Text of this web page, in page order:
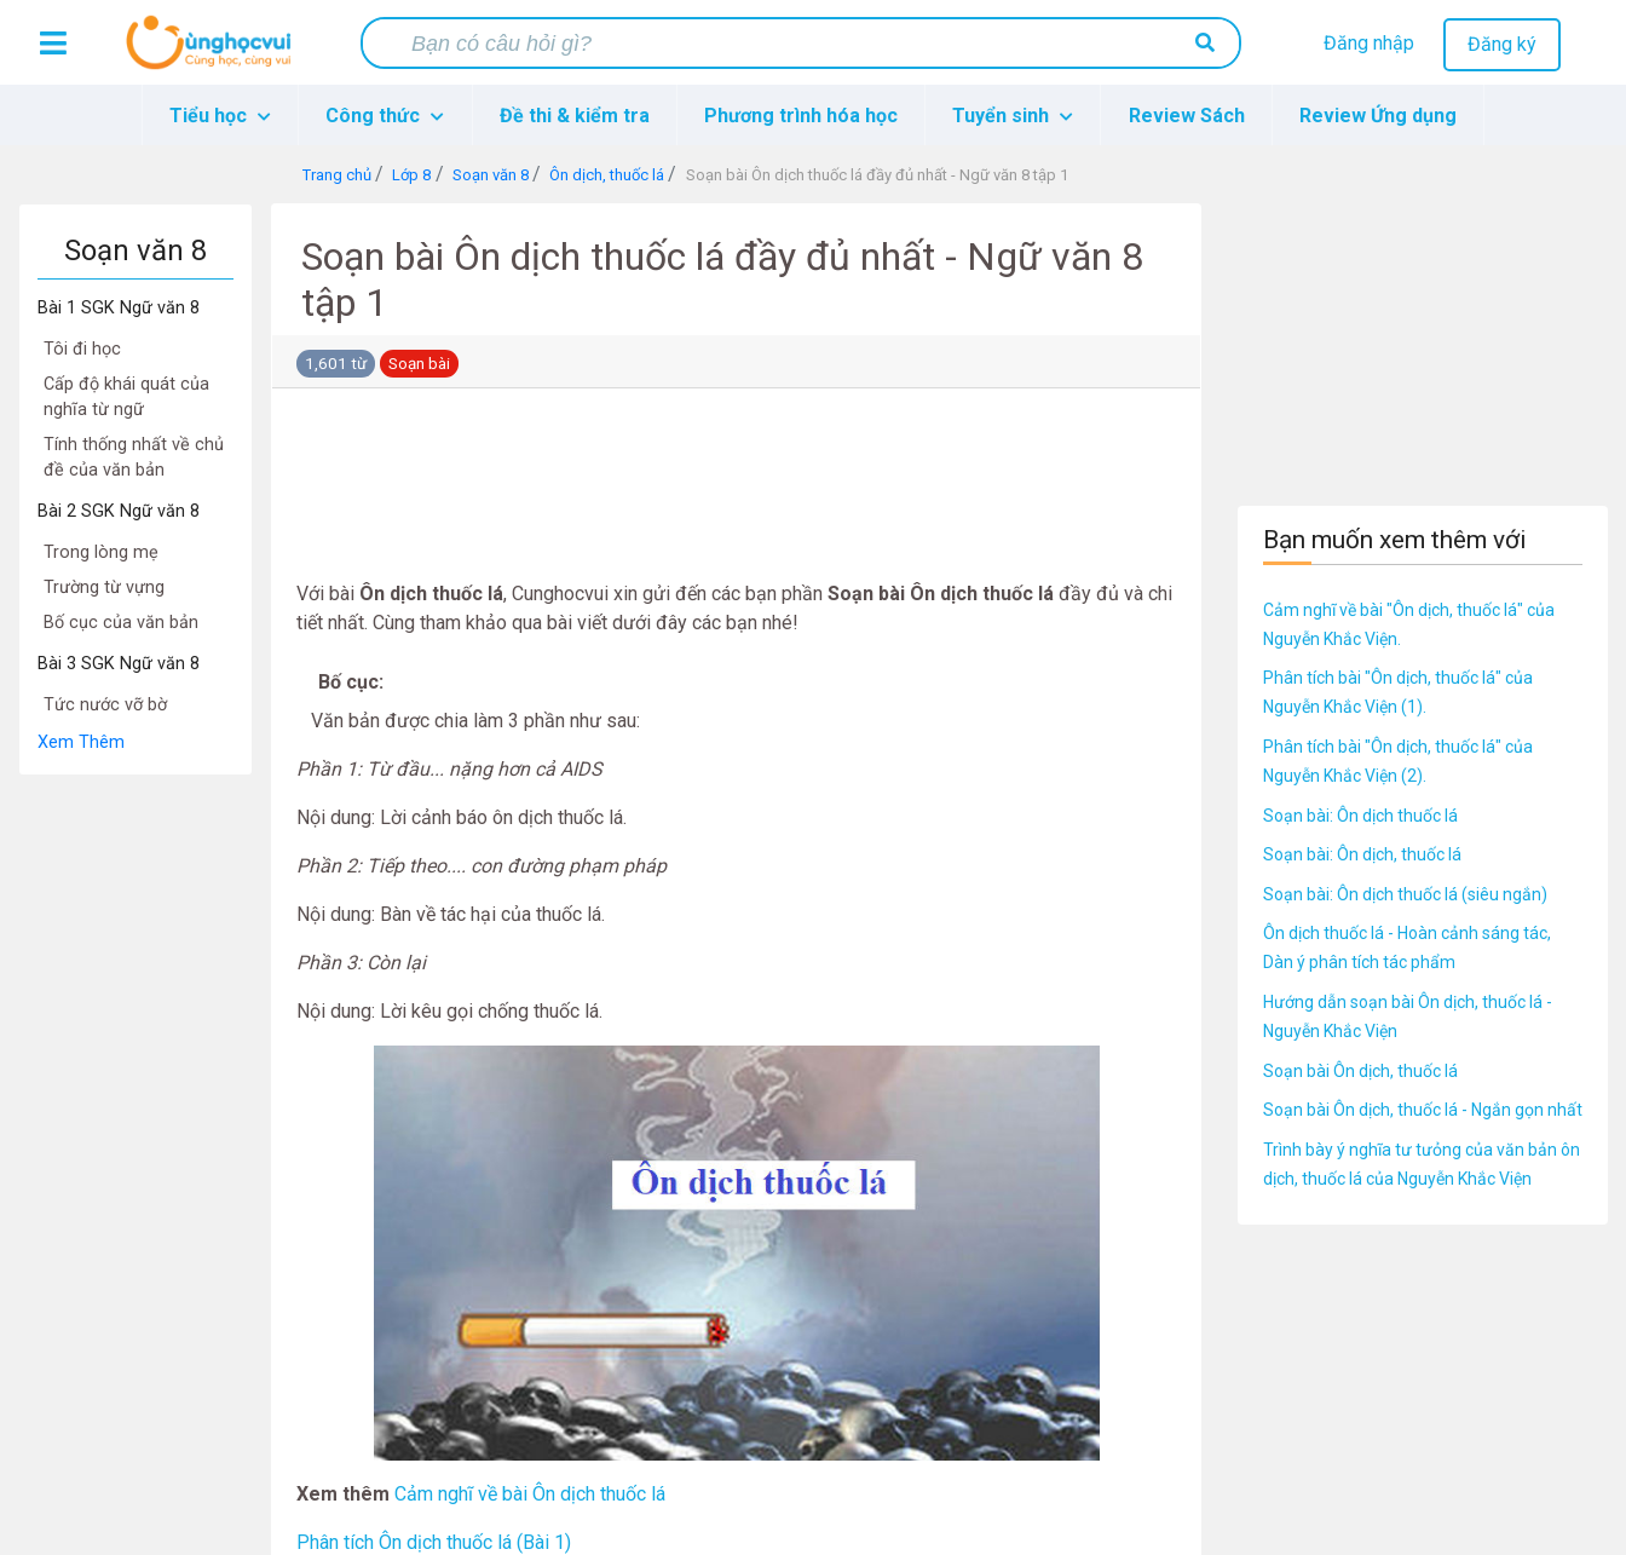
Đăng nhập Đăng ký
Tiểu học Công thức Đề thi & kiểm tra Phương trình hóa học Tuyển sinh Review Sách Review Ứng dụng
Trang chủ Lớp 8 Soạn văn 8 Ôn dịch, thuốc lá Soạn bài Ôn dịch thuốc lá đầy đủ nhất - Ngữ văn 8 tập 1
Soạn văn 8
Bài 1 SGK Ngữ văn 8
Tôi đi học
Cấp độ khái quát của
nghĩa từ ngữ
Tính thống nhất về chủ
đề của văn bản
Bài 2 SGK Ngữ văn 8
Trong lòng mẹ
Trường từ vựng
Bố cục của văn bản
Bài 3 SGK Ngữ văn 8
Tức nước vỡ bờ
Xem Thêm
Soạn bài Ôn dịch thuốc lá đầy đủ nhất - Ngữ văn 8
tập 1
1,601 từ Soạn bài
Với bài Ôn dịch thuốc lá, Cunghocvui xin gửi đến các bạn phần Soạn bài Ôn dịch thuốc lá đầy đủ và chi
tiết nhất. Cùng tham khảo qua bài viết dưới đây các bạn nhé!
Bố cục:
Văn bản được chia làm 3 phần như sau:
Phần 1: Từ đầu... nặng hơn cả AIDS
Nội dung: Lời cảnh báo ôn dịch thuốc lá.
Phần 2: Tiếp theo.... con đường phạm pháp
Nội dung: Bàn về tác hại của thuốc lá.
Phần 3: Còn lại
Nội dung: Lời kêu gọi chống thuốc lá.
Xem thêm Cảm nghĩ về bài Ôn dịch thuốc lá
Phân tích Ôn dịch thuốc lá (Bài 1)
Bạn muốn xem thêm với
Cảm nghĩ về bài "Ôn dịch, thuốc lá" của
Nguyễn Khắc Viện.
Phân tích bài "Ôn dịch, thuốc lá" của
Nguyễn Khắc Viện (1).
Phân tích bài "Ôn dịch, thuốc lá" của
Nguyễn Khắc Viện (2).
Soạn bài: Ôn dịch thuốc lá
Soạn bài: Ôn dịch, thuốc lá
Soạn bài: Ôn dịch thuốc lá (siêu ngắn)
Ôn dịch thuốc lá - Hoàn cảnh sáng tác,
Dàn ý phân tích tác phẩm
Hướng dẫn soạn bài Ôn dịch, thuốc lá -
Nguyễn Khắc Viện
Soạn bài Ôn dịch, thuốc lá
Soạn bài Ôn dịch, thuốc lá - Ngắn gọn nhất
Trình bày ý nghĩa tư tưỏng của văn bản ôn
dịch, thuốc lá của Nguyễn Khắc Viện